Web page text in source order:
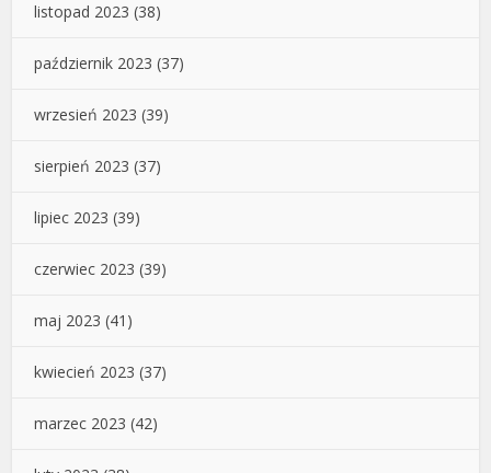
listopad 2023 (38)
październik 2023 (37)
wrzesień 2023 (39)
sierpień 2023 (37)
lipiec 2023 (39)
czerwiec 2023 (39)
maj 2023 (41)
kwiecień 2023 (37)
marzec 2023 (42)